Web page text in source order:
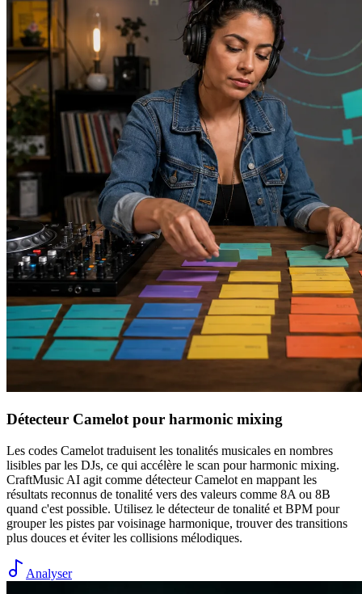
Détecteur Camelot pour harmonic mixing
Les codes Camelot traduisent les tonalités musicales en nombres
lisibles par les DJs, ce qui accélère le scan pour harmonic mixing.
CraftMusic AI agit comme détecteur Camelot en mappant les
résultats reconnus de tonalité vers des valeurs comme 8A ou 8B
quand c'est possible. Utilisez le détecteur de tonalité et BPM pour
grouper les pistes par voisinage harmonique, trouver des transitions
plus douces et éviter les collisions mélodiques.
Analyser